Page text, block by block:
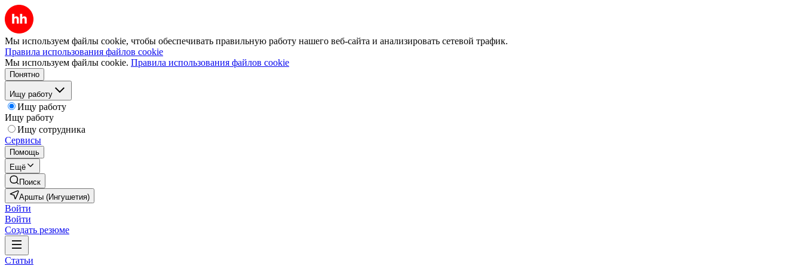
Мы используем файлы cookie, чтобы обеспечивать правильную работу нашего веб-сайта и анализировать сетевой трафик.
Правила использования файлов cookie
Мы используем файлы cookie. Правила использования файлов cookie
Понятно
Ищу работу
Ищу работу
Ищу работу
Ищу сотрудника
Сервисы
Помощь
Ещё
Поиск
Аршты (Ингушетия)
Войти
Войти
Создать резюме
Статьи